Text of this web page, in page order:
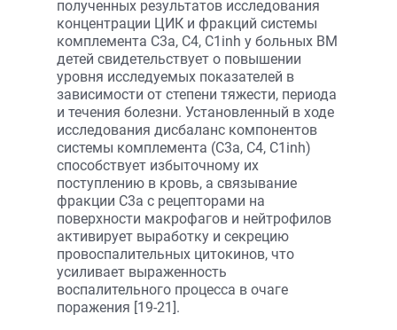
полученных результатов исследования
концентрации ЦИК и фракций системы
комплемента С3а, С4, С1inh у больных ВМ
детей свидетельствует о повышении
уровня исследуемых показателей в
зависимости от степени тяжести, периода
и течения болезни. Установленный в ходе
исследования дисбаланс компонентов
системы комплемента (С3а, С4, С1inh)
способствует избыточному их
поступлению в кровь, а связывание
фракции С3а с рецепторами на
поверхности макрофагов и нейтрофилов
активирует выработку и секрецию
провоспалительных цитокинов, что
усиливает выраженность
воспалительного процесса в очаге
поражения [19-21].